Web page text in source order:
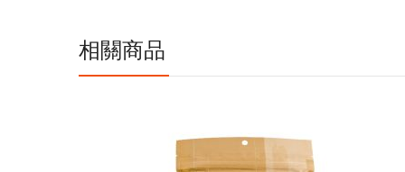
相關商品